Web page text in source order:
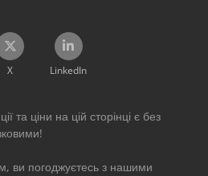
X LinkedIn
та ціни на цій сторінці є без
ви погоджуєтесь з нашими